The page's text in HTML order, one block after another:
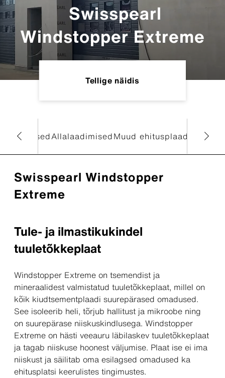
Swisspearl
Windstopper Extreme
Tellige näidis
OmadusedAllalaadimisedMuud ehitusplaadid
Swisspearl Windstopper
Extreme
Tule- ja ilmastikukindel
tuuletõkkeplaat
Windstopper Extreme on tsemendist ja
mineraalidest valmistatud tuuletõkkeplaat, millel on
kõik kiudtsementplaadi suurepärased omadused.
See isoleerib heli, tõrjub hallitust ja mikroobe ning
on suurepärase niiskuskindlusega. Windstopper
Extreme on hästi veeauru läbilaskev tuuletõkkeplaat
ja tagab niiskuse hoonest väljumise. Plaat ise ei ima
niiskust ja säilitab oma esilagsed omadused ka
ehitusplatsi keerulistes tingimustes.